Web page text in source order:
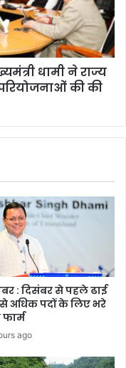
धामी ने राज्य
परियोजनाओं की की
: दिसंबर से पहले ढाई
अधिक पदों के लिए भरे
ago